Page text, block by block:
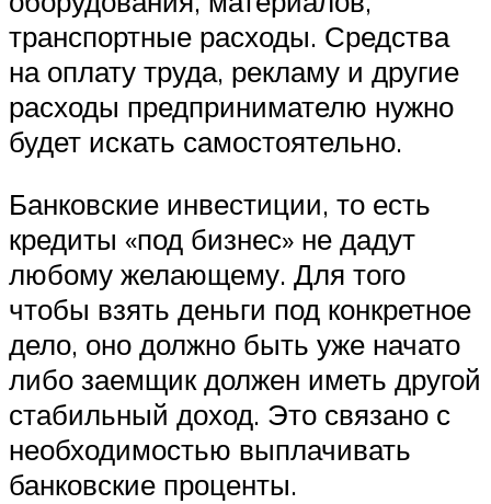
транспортные расходы. Средства
на оплату труда, рекламу и другие
расходы предпринимателю нужно
будет искать самостоятельно.
Банковские инвестиции, то есть
кредиты «под бизнес» не дадут
любому желающему. Для того
чтобы взять деньги под конкретное
дело, оно должно быть уже начато
либо заемщик должен иметь другой
стабильный доход. Это связано с
необходимостью выплачивать
банковские проценты.